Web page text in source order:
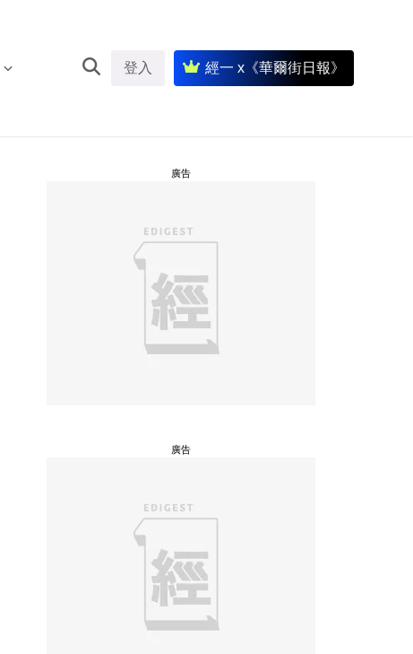
登入 經一 x《華爾街日報》
廣告
廣告